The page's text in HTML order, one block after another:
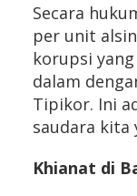
Secara
per unit
korupsi
dalam
Tipikor. Ini
saudara kita
Khianat di